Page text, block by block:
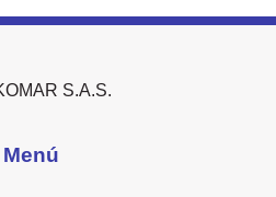
Menú